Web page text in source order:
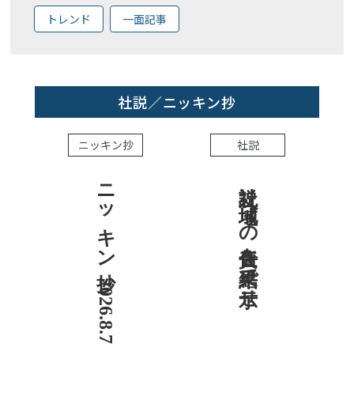
トレンド 一面記事
社説／ニッキン抄
ニッキン抄
ニッキン抄 2026.8.7
社説
社説 地域への責任を結果で示せ